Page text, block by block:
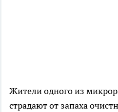
Жители одного из
страдают от запаха